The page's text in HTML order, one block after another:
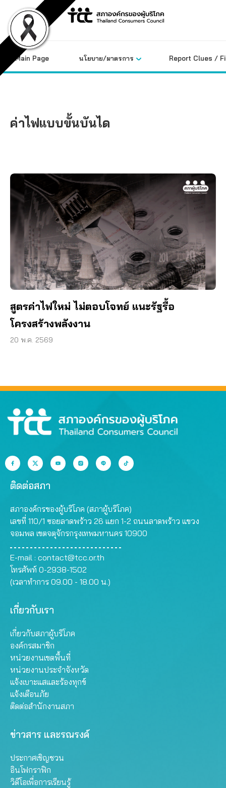
content
Main Page นโยบาย/มาตรการ Report Clues /
ค่าไฟแบบขั้นบันได
สูตรค่าไฟใหม่ ไม่ตอบโจทย์ แนะรัฐรื้อ
โครงสร้างพลังงาน
20 พ.ค. 2569
ติดต่อสภา
สภาองค์กรของผู้บริโภค (สภาผู้บริโภค)
เลขที่ 110/1 ซอยลาดพร้าว 26 แยก 1-2 ถนนลาดพร้าว แขวง
จอมพล เขตจตุจักรกรุงเทพมหานคร 10900
E-mail : contact@tcc.or.th
โทรศัพท์ 0-2938-1502
(เวลาทำการ 09.00 - 18.00 น.)
เกี่ยวกับเรา
เกี่ยวกับสภาผู้บริโภค
องค์กรสมาชิก
หน่วยงานเขตพื้นที่
หน่วยงานประจำจังหวัด
แจ้งเบาะแสและร้องทุกข์
แจ้งเตือนภัย
ติดต่อสำนักงานสภา
ข่าวสาร และรณรงค์
ประกาศเชิญชวน
อินโฟกราฟิก
วิดีโอเพื่อการเรียนรู้